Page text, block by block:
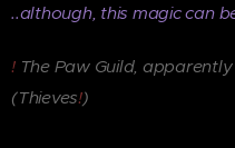
..although, this magic can
!The Paw Guild,
(Thieves!)